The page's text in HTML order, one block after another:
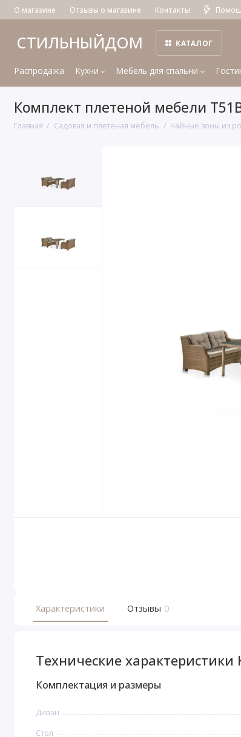
О магазине Отзывы о магазине Контакты
СТИЛЬНЫЙДОМ КАТАЛОГ
Распродажа Кухни Мебель для спальни
Комплект плетеной мебели
Главная Садовая и плетеная мебель Чайные зоны из
Характеристики Отзывы 0
Технические
Комплектация и размеры
Диван
Стoл